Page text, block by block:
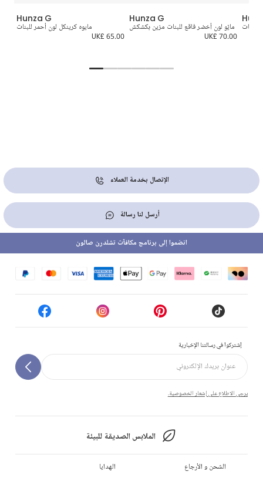
Hunza G
مايوه كرينكل لون أحمر للبنات
UK£ 65.00
Hunza G
مايّو لون أخضر فاقع للبنات مزين بكشكش
UK£ 70.00
للبنات
الإتصال بخدمة العملاء
أرسل لنا رسالة
إشتركوا في رسالتنا الإخبارية
يرجى الاطلاع على إشعار الخصوصية.
الملابس الصديقة للبيئة
انضموا إلى برنامج مكافآت تشلدرن صالون
الشحن و الأرجاع الهدايا